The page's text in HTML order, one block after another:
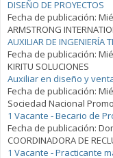
DISEÑO DE PROYECTOS
Fecha de publicación:
ARMSTRONG
AUXILIAR DE INGENIERÍA
Fecha de publicación:
KIRITU SOLUCIONES
Auxiliar en diseño y
Fecha de publicación:
Sociedad Nacional
1 Vacante - Becario de
Fecha de publicación:
COORDINADORA DE
1 Vacante - Practicante